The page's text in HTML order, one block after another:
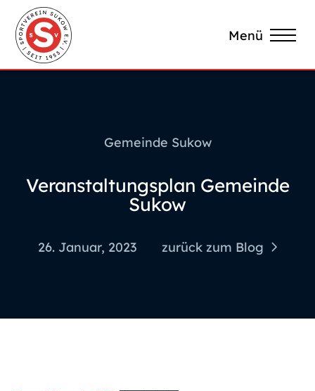
Menü
Gemeinde Sukow
Veranstaltungsplan Gemeinde
Sukow
26. Januar, 2023 zurück zum Blog